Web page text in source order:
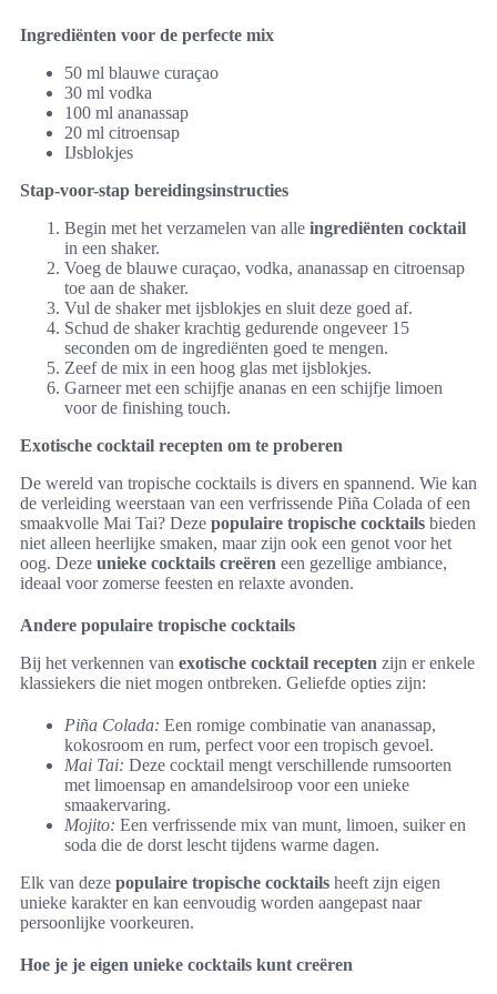
Ingrediënten voor de perfecte mix
50 ml blauwe curaçao
30 ml vodka
100 ml ananassap
20 ml citroensap
IJsblokjes
Stap-voor-stap bereidingsinstructies
Begin met het verzamelen van alle ingrediënten cocktail
in een shaker.
Voeg de blauwe curaçao, vodka, ananassap en citroensap
toe aan de shaker.
Vul de shaker met ijsblokjes en sluit deze goed af.
Schud de shaker krachtig gedurende ongeveer 15
seconden om de ingrediënten goed te mengen.
Zeef de mix in een hoog glas met ijsblokjes.
Garneer met een schijfje ananas en een schijfje limoen
voor de finishing touch.
Exotische cocktail recepten om te proberen
De wereld van tropische cocktails is divers en spannend. Wie kan
de verleiding weerstaan van een verfrissende Piña Colada of een
smaakvolle Mai Tai? Deze populaire tropische cocktails bieden
niet alleen heerlijke smaken, maar zijn ook een genot voor het
oog. Deze unieke cocktails creëren een gezellige ambiance,
ideaal voor zomerse feesten en relaxte avonden.
Andere populaire tropische cocktails
Bij het verkennen van exotische cocktail recepten zijn er enkele
klassiekers die niet mogen ontbreken. Geliefde opties zijn:
Piña Colada: Een romige combinatie van ananassap,
kokosroom en rum, perfect voor een tropisch gevoel.
Mai Tai: Deze cocktail mengt verschillende rumsoorten
met limoensap en amandelsiroop voor een unieke
smaakervaring.
Mojito: Een verfrissende mix van munt, limoen, suiker en
soda die de dorst lescht tijdens warme dagen.
Elk van deze populaire tropische cocktails heeft zijn eigen
unieke karakter en kan eenvoudig worden aangepast naar
persoonlijke voorkeuren.
Hoe je je eigen unieke cocktails kunt creëren